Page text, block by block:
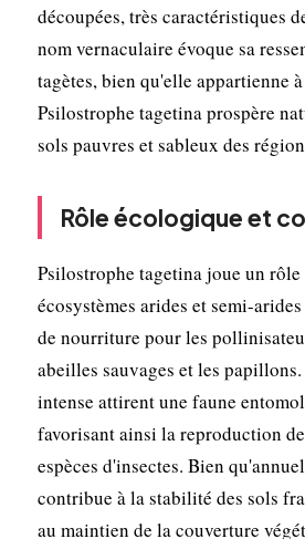
découpées, très caractéristiques
nom vernaculaire évoque sa
tagètes, bien qu'elle appartienne
Psilostrophe tagetina prospère
sols pauvres et sableux des
Rôle écologique et
Psilostrophe tagetina joue un
écosystèmes arides et semi-
de nourriture pour les
abeilles sauvages et les
intense attirent une faune
favorisant ainsi la reproduction
espèces d'insectes. Bien
contribue à la stabilité des sols
au maintien de la couverture